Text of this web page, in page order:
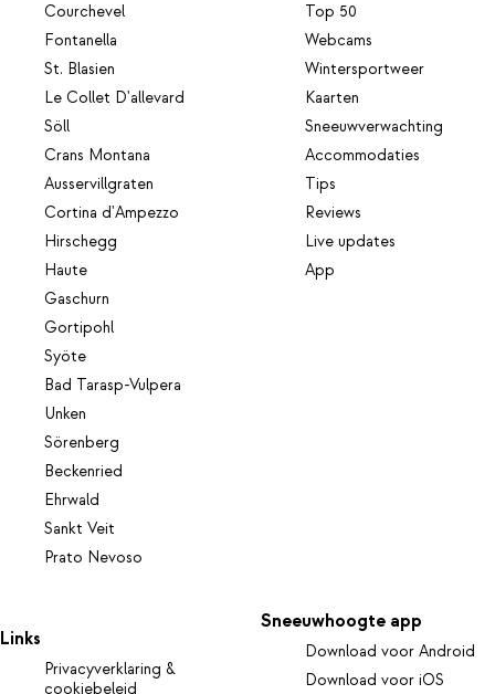
Courchevel
Fontanella
St. Blasien
Le Collet D'allevard
Söll
Crans Montana
Ausservillgraten
Cortina d'Ampezzo
Hirschegg
Haute
Gaschurn
Gortipohl
Syöte
Bad Tarasp-Vulpera
Unken
Sörenberg
Beckenried
Ehrwald
Sankt Veit
Prato Nevoso
Top 50
Webcams
Wintersportweer
Kaarten
Sneeuwverwachting
Accommodaties
Tips
Reviews
Live updates
App
Links
Privacyverklaring &
Sneeuwhoogte app
Download voor Android
Download voor iOS